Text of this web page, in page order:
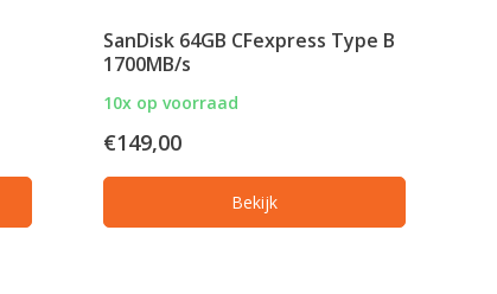
SanDisk 64GB CFexpress Type B
1700MB/s
10x op voorraad
€149,00
Bekijk